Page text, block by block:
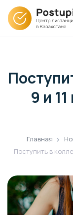
9 и
Главная
Поступить в